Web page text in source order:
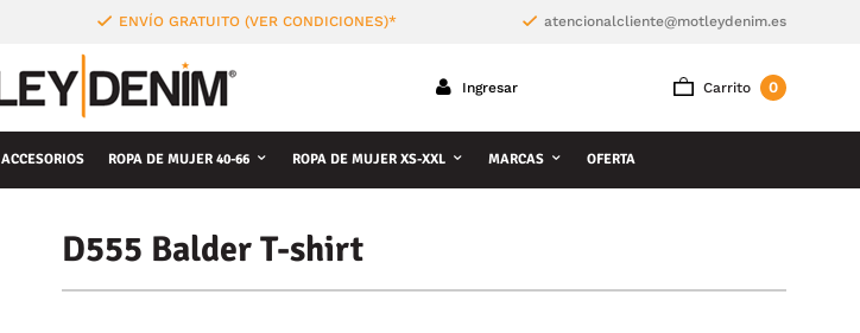
ENVÍO GRATUITO (VER CONDICIONES)* atencionalcliente@motleydenim.es
Carrito 0
Ingresar
ACCESORIOS ROPA DE MUJER 40-66 ROPA DE MUJER XS-XXL MARCAS OFERTA
D555 Balder T-shirt